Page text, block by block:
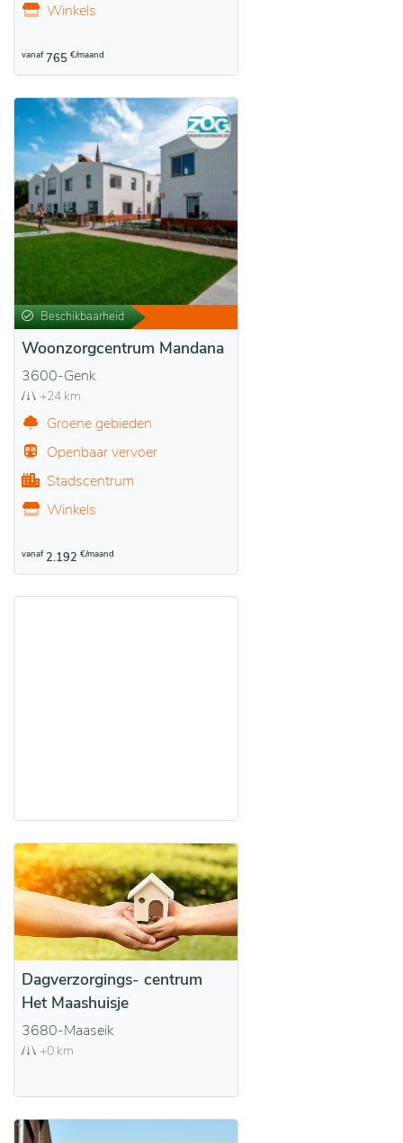
Winkels
vanaf 765 €/maand
Beschikbaarheid
Woonzorgcentrum Mandana
3600-Genk
+24 km
Groene gebieden
Openbaar vervoer
Stadscentrum
Winkels
vanaf 2.192 €/maand
Dagverzorgings- centrum
Het Maashuisje
3680-Maaseik
+0 km